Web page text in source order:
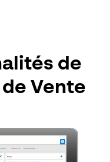
de
Vente